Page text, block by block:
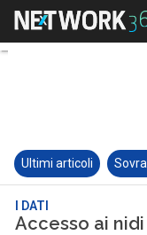
Ultimi articoli
I DATI
Accesso ai